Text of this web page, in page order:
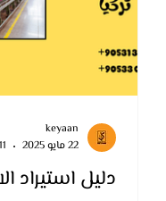
دليل استيراد
keyaan
22 مايو 2025
11 دقيقة قراءة